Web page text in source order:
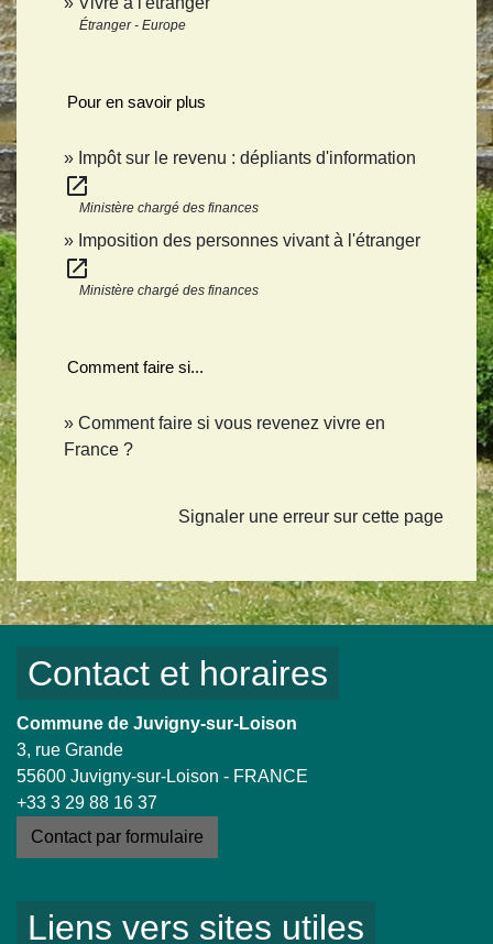
Étranger - Europe
Pour en savoir plus
Impôt sur le revenu : dépliants d'information
open_in_new
Ministère chargé des finances
Imposition des personnes vivant à l'étranger
open_in_new
Ministère chargé des finances
Comment faire si...
Comment faire si vous revenez vivre en
France ?
Signaler une erreur sur cette page
Contact et horaires
Commune de Juvigny-sur-Loison
3, rue Grande
55600 Juvigny-sur-Loison - FRANCE
+33 3 29 88 16 37
Contact par formulaire
Liens vers sites utiles